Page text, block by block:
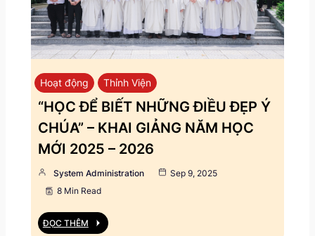
Hoạt động Thỉnh Viện
“HỌC ĐỂ BIẾT NHỮNG ĐIỀU ĐẸP Ý
CHÚA” – KHAI GIẢNG NĂM HỌC
MỚI 2025 – 2026
System Administration
Sep 9, 2025
8 Min Read
ĐỌC THÊM